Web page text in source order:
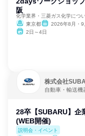
阪
化学業界・三菱ガス化学につ
東京都
2026年8月・9
2日～4日
株式会社
自動車・輸送機
28卒【SUBARU】企
(WEB開催)
説明会・イベント